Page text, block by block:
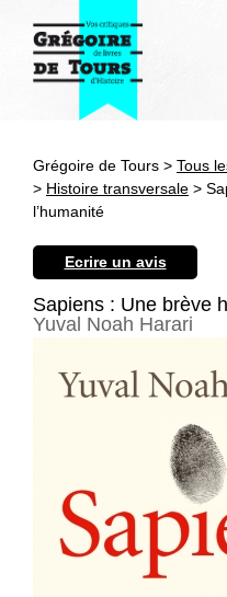
Grégoire de Tours > Tous
> Histoire transversale >
l’humanité
Ecrire un avis
Sapiens : Une brève
Yuval Noah Harari